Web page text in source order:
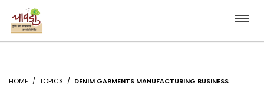
HOME TOPICS DENIM GARMENTS MANUFACTURING BUSINESS